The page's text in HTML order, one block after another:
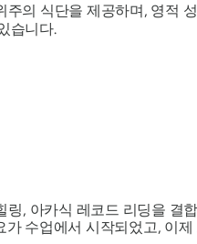
의 식단을 제공하며, 영적
습니다.
링, 아카식 레코드 리딩을 결
수업에서 시작되었고, 이